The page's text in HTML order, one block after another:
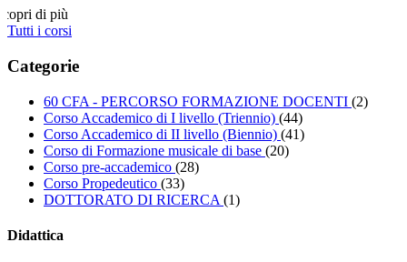
di più
Tutti i corsi
Categorie
60 CFA - PERCORSO FORMAZIONE DOCENTI (2)
Corso Accademico di I livello (Triennio) (44)
Corso Accademico di II livello (Biennio) (41)
Corso di Formazione musicale di base (20)
Corso pre-accademico (28)
Corso Propedeutico (33)
DOTTORATO DI RICERCA (1)
Didattica